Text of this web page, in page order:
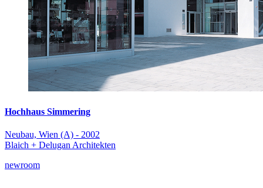
Hochhaus Simmering
Neubau, Wien (A) - 2002
Blaich + Delugan Architekten
newroom